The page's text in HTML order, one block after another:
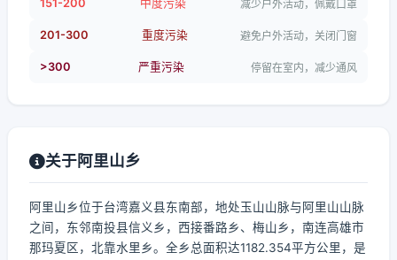
151-200 中度污染 减少户外活动，佩戴口罩
201-300 重度污染 避免户外活动，关闭门窗
>300 严重污染 停留在室内，减少通风
关于阿里山乡
阿里山乡位于台湾嘉义县东南部，地处玉山山脉与阿里山山脉
之间，东邻南投县信义乡，西接番路乡、梅山乡，南连高雄市
那玛夏区，北靠水里乡。全乡总面积达1182.354平方公里，是